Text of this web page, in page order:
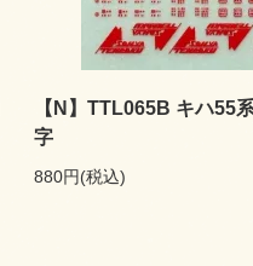
【N】TTL065B キハ55
字
880円(税込)